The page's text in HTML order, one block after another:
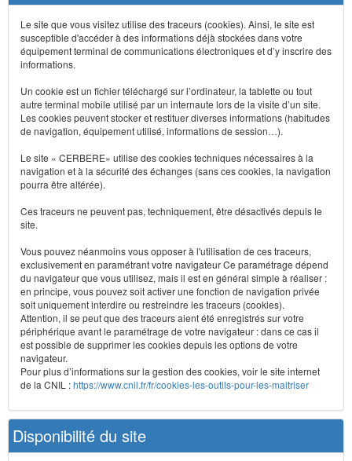
Le site que vous visitez utilise des traceurs (cookies). Ainsi, le site est
susceptible d'accéder à des informations déjà stockées dans votre
équipement terminal de communications électroniques et d’y inscrire des
informations.
Un cookie est un fichier téléchargé sur l’ordinateur, la tablette ou tout
autre terminal mobile utilisé par un internaute lors de la visite d’un site.
Les cookies peuvent stocker et restituer diverses informations (habitudes
de navigation, équipement utilisé, informations de session…).
Le site « CERBERE» utilise des cookies techniques nécessaires à la
navigation et à la sécurité des échanges (sans ces cookies, la navigation
pourra être altérée).
Ces traceurs ne peuvent pas, techniquement, être désactivés depuis le
site.
Vous pouvez néanmoins vous opposer à l'utilisation de ces traceurs,
exclusivement en paramétrant votre navigateur Ce paramétrage dépend
du navigateur que vous utilisez, mais il est en général simple à réaliser :
en principe, vous pouvez soit activer une fonction de navigation privée
soit uniquement interdire ou restreindre les traceurs (cookies).
Attention, il se peut que des traceurs aient été enregistrés sur votre
périphérique avant le paramétrage de votre navigateur : dans ce cas il
est possible de supprimer les cookies depuis les options de votre
navigateur.
Pour plus d’informations sur la gestion des cookies, voir le site internet
de la CNIL :https://www.cnil.fr/fr/cookies-les-outils-pour-les-maitriser
Disponibilité du site